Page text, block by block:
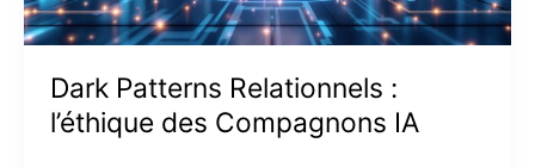
Dark Patterns Relationnels :
l’éthique des Compagnons IA